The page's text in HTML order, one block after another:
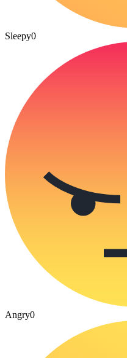
Sleepy0
Angry0